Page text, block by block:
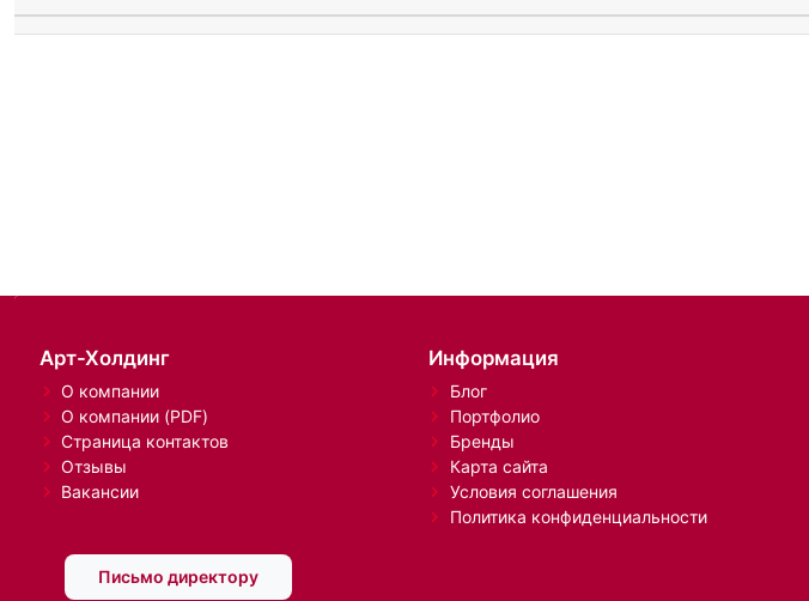
Арт-Холдинг
О компании
О компании (PDF)
Страница контактов
Отзывы
Вакансии
Письмо директору
Информация
Блог
Портфолио
Бренды
Карта сайта
Условия соглашения
Политика конфиденциальности